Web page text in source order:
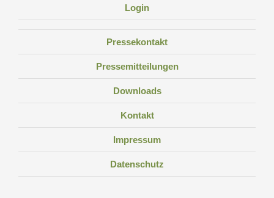
Login
Pressekontakt
Pressemitteilungen
Downloads
Kontakt
Impressum
Datenschutz